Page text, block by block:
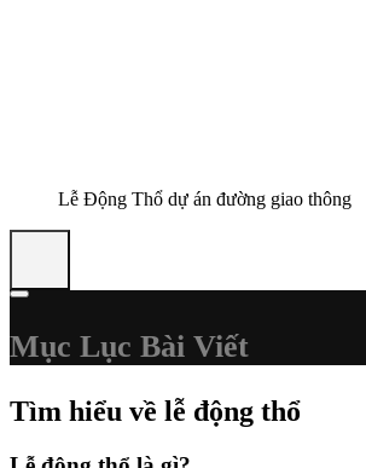
Lễ Động Thổ dự án đường giao thông
Mục Lục Bài Viết
Tìm hiểu về lễ động thổ